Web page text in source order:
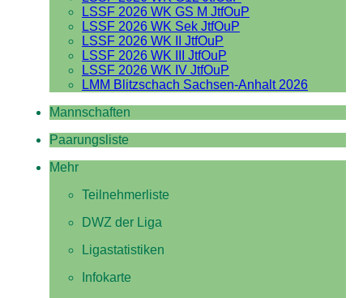
LSSF 2026 WK GS M JtfOuP
LSSF 2026 WK Sek JtfOuP
LSSF 2026 WK II JtfOuP
LSSF 2026 WK III JtfOuP
LSSF 2026 WK IV JtfOuP
LMM Blitzschach Sachsen-Anhalt 2026
Mannschaften
Paarungsliste
Mehr
Teilnehmerliste
DWZ der Liga
Ligastatistiken
Infokarte